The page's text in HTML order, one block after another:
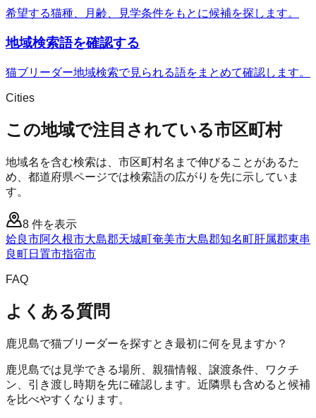
希望する猫種、月齢、見学条件をもとに候補を探します。
地域検索語を確認する
猫ブリーダー地域検索で見られる語をまとめて確認します。
Cities
この地域で注目されている市区町村
地域名を含む検索は、市区町村名まで伸びることがあるた
め、都道府県ページでは検索語の広がりを先に示していま
す。
8 件を表示
姶良市阿久根市大島郡天城町奄美市大島郡知名町肝属郡東串
良町日置市指宿市
FAQ
よくある質問
鹿児島で猫ブリーダーを探すとき最初に何を見ますか？
鹿児島では見学できる場所、親猫情報、譲渡条件、ワクチ
ン、引き渡し時期を先に確認します。近隣県も含めると候補
を比べやすくなります。